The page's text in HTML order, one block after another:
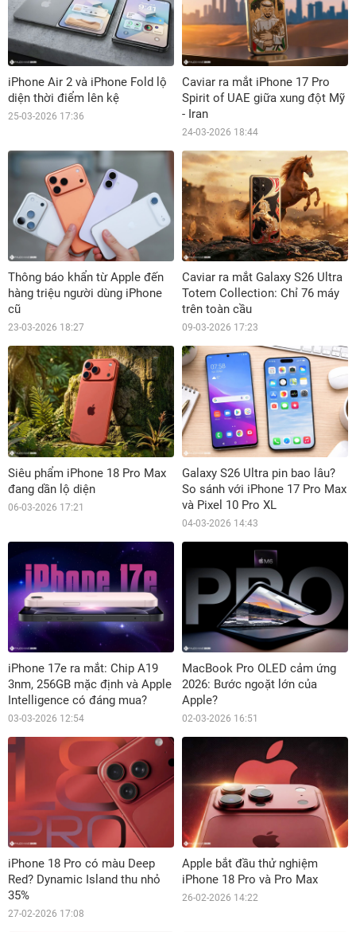
iPhone Air 2 và iPhone Fold lộ
diện thời điểm lên kệ
25-03-2026 17:36
Caviar ra mắt iPhone 17 Pro
Spirit of UAE giữa xung đột Mỹ
- Iran
24-03-2026 18:44
Thông báo khẩn từ Apple đến
hàng triệu người dùng iPhone
cũ
23-03-2026 18:27
Caviar ra mắt Galaxy S26 Ultra
Totem Collection: Chỉ 76 máy
trên toàn cầu
09-03-2026 17:23
Siêu phẩm iPhone 18 Pro Max
đang dần lộ diện
06-03-2026 17:21
Galaxy S26 Ultra pin bao lâu?
So sánh với iPhone 17 Pro Max
và Pixel 10 Pro XL
04-03-2026 14:43
iPhone 17e ra mắt: Chip A19
3nm, 256GB mặc định và Apple
Intelligence có đáng mua?
03-03-2026 12:54
MacBook Pro OLED cảm ứng
2026: Bước ngoặt lớn của
Apple?
02-03-2026 16:51
iPhone 18 Pro có màu Deep
Red? Dynamic Island thu nhỏ
35%
27-02-2026 17:08
Apple bắt đầu thử nghiệm
iPhone 18 Pro và Pro Max
26-02-2026 14:22